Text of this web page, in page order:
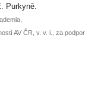
Purkyně.
AV ČR, v. v. i., za